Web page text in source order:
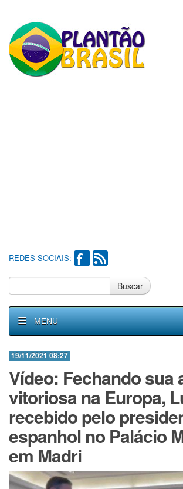
REDES SOCIAIS:
Buscar
MENU
19/11/2021 08:27
Vídeo: Fechando sua
vitoriosa na Europa,
recebido pelo
espanhol no Palácio
em Madri